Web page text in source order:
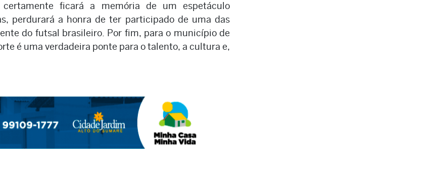
ficará a memória de um espetáculo
perdurará a honra de ter participado de uma das
do futsal brasileiro. Por fim, para o município de
é uma verdadeira ponte para o talento, a cultura e,